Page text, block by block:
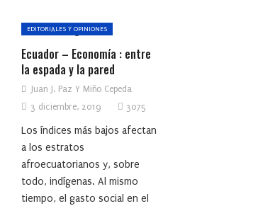
EDITORIALES Y OPINIONES
Ecuador – Economía : entre
la espada y la pared
Juan J. Paz Y Miño Cepeda
3 diciembre, 2019
3075
Los índices más bajos afectan
a los estratos
afroecuatorianos y, sobre
todo, indígenas. Al mismo
tiempo, el gasto social en el